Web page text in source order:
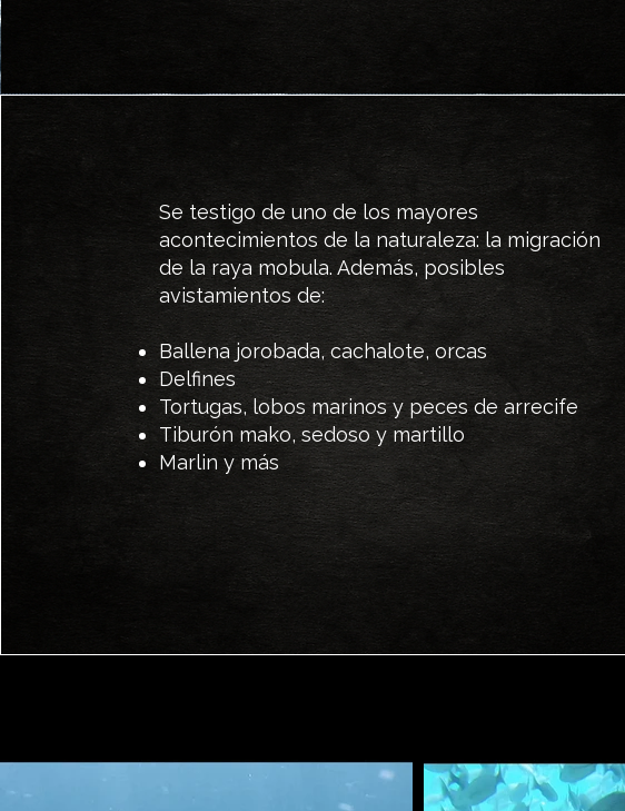
Se testigo de uno de los mayores
acontecimientos de la naturaleza: la migración
de la raya mobula. Además, posibles
avistamientos de:
Ballena jorobada, cachalote, orcas
Delfines
Tortugas, lobos marinos y peces de arrecife
Tiburón mako, sedoso y martillo
Marlin y más